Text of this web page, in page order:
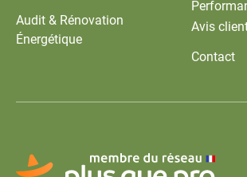
Audit & Rénovation
Énergétique
Avis
Contact